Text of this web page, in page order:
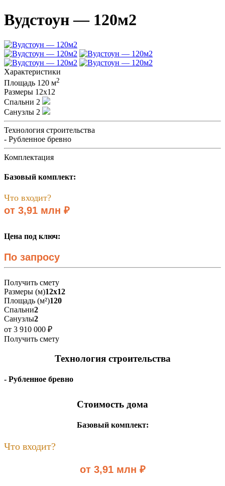
Вудстоун — 120м2
Характеристики
Площадь 120 м2
Размеры 12х12
Спальни 2
Санузлы 2
Технология строительства
- Рубленное бревно
Комплектация
Базовый комплект:
Что входит?
от 3,91 млн ₽
Цена под ключ:
По запросу
Получить смету
Размеры (м)12х12
Площадь (м²)120
Спальни2
Санузлы2
от 3 910 000 ₽
Получить смету
Технология строительства
- Рубленное бревно
Стоимость дома
Базовый комплект:
Что входит?
от 3,91 млн ₽